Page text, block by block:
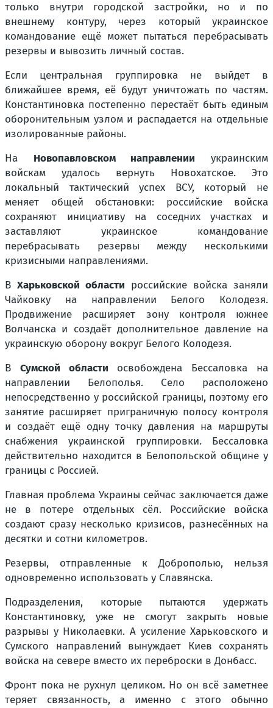
только внутри городской застройки, но и по
внешнему контуру, через который украинское
командование ещё может пытаться перебрасывать
резервы и вывозить личный состав.
Если центральная группировка не выйдет в
ближайшее время, её будут уничтожать по частям.
Константиновка постепенно перестаёт быть единым
оборонительным узлом и распадается на отдельные
изолированные районы.
На Новопавловском направлении украинским
войскам удалось вернуть Новохатское. Это
локальный тактический успех ВСУ, который не
меняет общей обстановки: российские войска
сохраняют инициативу на соседних участках и
заставляют украинское командование
перебрасывать резервы между несколькими
кризисными направлениями.
В Харьковской области российские войска заняли
Чайковку на направлении Белого Колодезя.
Продвижение расширяет зону контроля южнее
Волчанска и создаёт дополнительное давление на
украинскую оборону вокруг Белого Колодезя.
В Сумской области освобождена Бессаловка на
направлении Белополья. Село расположено
непосредственно у российской границы, поэтому его
занятие расширяет приграничную полосу контроля
и создаёт ещё одну точку давления на маршруты
снабжения украинской группировки. Бессаловка
действительно находится в Белопольской общине у
границы с Россией.
Главная проблема Украины сейчас заключается даже
не в потере отдельных сёл. Российские войска
создают сразу несколько кризисов, разнесённых на
десятки и сотни километров.
Резервы, отправленные к Доброполью, нельзя
одновременно использовать у Славянска.
Подразделения, которые пытаются удержать
Константиновку, уже не смогут закрыть новые
разрывы у Николаевки. А усиление Харьковского и
Сумского направлений вынуждает Киев сохранять
войска на севере вместо их переброски в Донбасс.
Фронт пока не рухнул целиком. Но он всё заметнее
теряет связанность, а именно с этого обычно